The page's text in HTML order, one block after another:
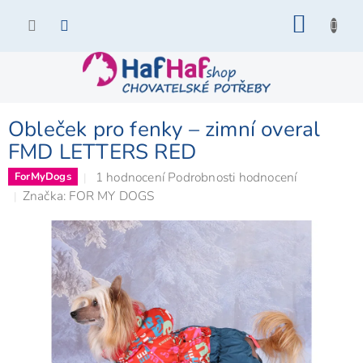
Obleček pro fenky – zimní overal
FMD LETTERS RED
ForMyDogs
Průměrné
hodnocení
je
5,0
5
hvězdiček.
1 hodnocení Podrobnosti hodnocení
Značka: FOR MY DOGS